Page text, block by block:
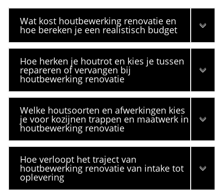
Wat kost houtbewerking renovatie en
hoe bereken je een realistisch budget
Hoe herken je houtrot en kies je tussen
repareren of vervangen bij
houtbewerking renovatie
Welke houtsoorten en afwerkingen kies
je voor kozijnen trappen en maatwerk in
houtbewerking renovatie
Hoe verloopt het traject van
houtbewerking renovatie van intake tot
oplevering